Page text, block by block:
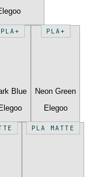
PLA+
Blue
Elegoo
PLA+
Neon Green
Elegoo
PLA MATTE